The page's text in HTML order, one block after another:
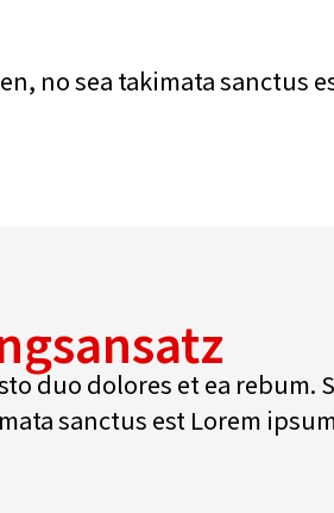
no sea takimata sanctus
duo dolores et ea rebum.
sanctus est Lorem